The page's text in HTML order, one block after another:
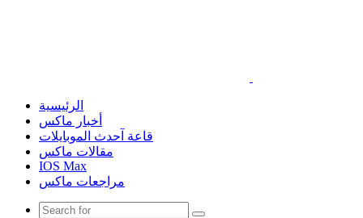
الرئيسية
أخبار ماكس
قاعة آحدث الموبايلات
مقالات ماكس
IOS Max
مراجعات ماكس